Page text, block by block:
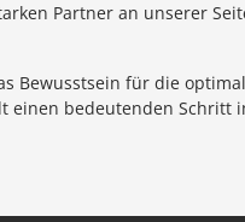
Partner an unserer
Bewusstsein für die
einen bedeutenden Schritt